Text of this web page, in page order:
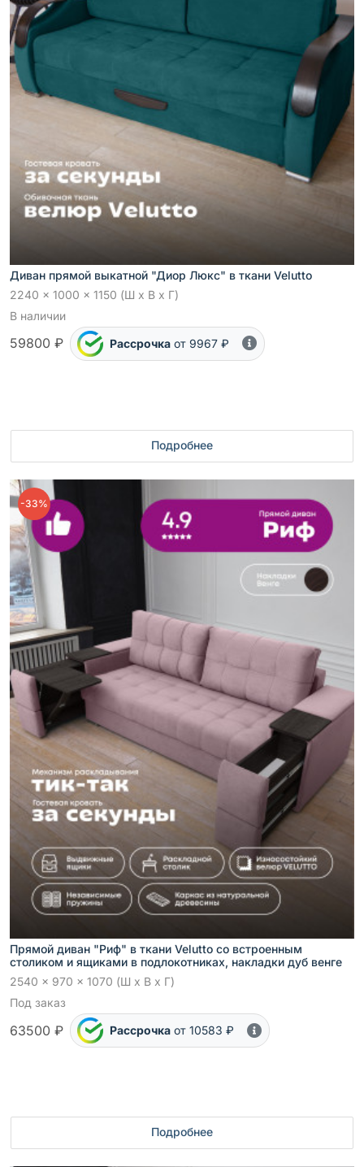
Диван прямой выкатной "Диор Люкс" в ткани Velutto
2240 x 1000 x 1150 (Ш x В x Г)
В наличии
59800 ₽ Рассрочка от 9967 ₽
Подробнее
-33%
Прямой диван "Риф" в ткани Velutto со встроенным
столиком и ящиками в подлокотниках, накладки дуб венге
2540 x 970 x 1070 (Ш x В x Г)
Под заказ
63500 ₽ Рассрочка от 10583 ₽
Подробнее